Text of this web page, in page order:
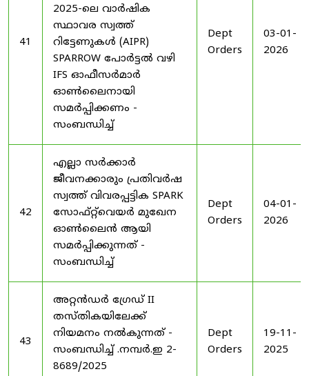
41
2025-ലെ വാർഷിക
സ്ഥാവര സ്വത്ത്
റിട്ടേണുകൾ (AIPR)
SPARROW പോർട്ടൽ വഴി
IFS ഓഫീസർമാർ
ഓൺലൈനായി
സമർപ്പിക്കണം -
സംബന്ധിച്ച്
Dept
Orders
03-01-
2026
42
എല്ലാ സർക്കാർ
ജീവനക്കാരും പ്രതിവർഷ
സ്വത്ത് വിവരപ്പട്ടിക SPARK
സോഫ്റ്റ്‌വെയർ മുഖേന
ഓൺലൈൻ ആയി
സമർപ്പിക്കുന്നത് -
സംബന്ധിച്ച്
Dept
Orders
04-01-
2026
43
അറ്റൻഡർ ഗ്രേഡ് II
തസ്തികയിലേക്ക്
നിയമനം നൽകുന്നത് -
സംബന്ധിച്ച് .നമ്പർ.ഇ 2-
8689/2025
Dept
Orders
19-11-
2025